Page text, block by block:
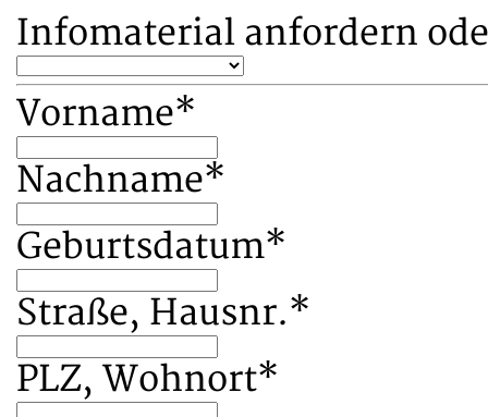
Infomaterial anfordern
Vorname*
Nachname*
Geburtsdatum*
Straße, Hausnr.*
PLZ, Wohnort*